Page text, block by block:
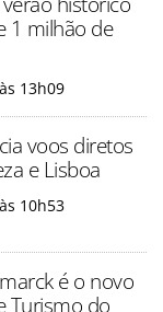
1 milhão de
13h09
voos diretos
e Lisboa
10h53
é o novo
Turismo do